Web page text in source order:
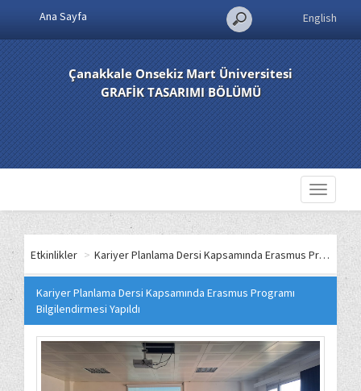
English
Ana Sayfa
Çanakkale Onsekiz Mart Üniversitesi
GRAFİK TASARIMI BÖLÜMÜ
Toggle
Etkinlikler > Kariyer Planlama Dersi Kapsamında Erasmus Programı Bilgilendirmesi Yapıldı
Kariyer Planlama Dersi Kapsamında Erasmus Programı
Bilgilendirmesi Yapıldı